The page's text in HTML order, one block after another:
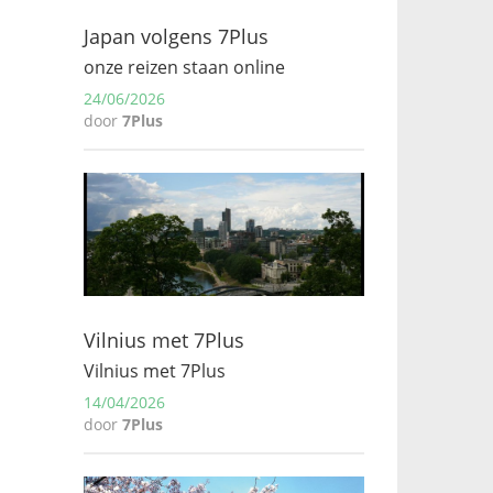
Japan volgens 7Plus
onze reizen staan online
24/06/2026
door 7Plus
Vilnius met 7Plus
Vilnius met 7Plus
14/04/2026
door 7Plus